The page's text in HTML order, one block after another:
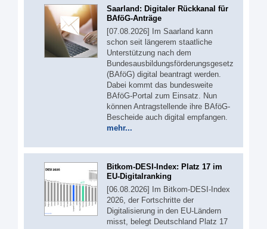
Saarland: Digitaler Rückkanal für
BAföG-Anträge
[07.08.2026] Im Saarland kann
schon seit längerem staatliche
Unterstützung nach dem
Bundesausbildungsförderungsgesetz
(BAföG) digital beantragt werden.
Dabei kommt das bundesweite
BAföG-Portal zum Einsatz. Nun
können Antragstellende ihre BAföG-
Bescheide auch digital empfangen.
mehr...
Bitkom-DESI-Index: Platz 17 im
EU-Digitalranking
[06.08.2026] Im Bitkom-DESI-Index
2026, der Fortschritte der
Digitalisierung in den EU-Ländern
misst, belegt Deutschland Platz 17